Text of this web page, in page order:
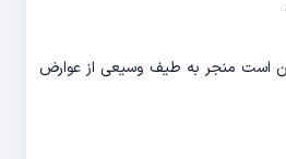
است منجر به طیف وسیعی از عوارض